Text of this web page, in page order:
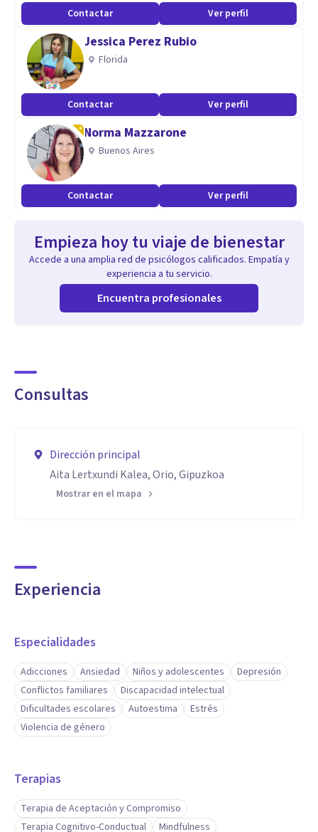
Contactar Ver perfil
Jessica Perez Rubio
Florida
Contactar Ver perfil
Norma Mazzarone
Buenos Aires
Contactar Ver perfil
Empieza hoy tu viaje de bienestar
Accede a una amplia red de psicólogos calificados. Empatía y
experiencia a tu servicio.
Encuentra profesionales
Consultas
Dirección principal
Aita Lertxundi Kalea, Orio, Gipuzkoa
Mostrar en el mapa
Experiencia
Especialidades
Adicciones Ansiedad Niños y adolescentes
Depresión
Conflictos familiares
Discapacidad intelectual
Dificultades escolares
Autoestima
Estrés
Violencia de género
Terapias
Terapia de Aceptación y Compromiso
Terapia Cognitivo-Conductual
Mindfulness